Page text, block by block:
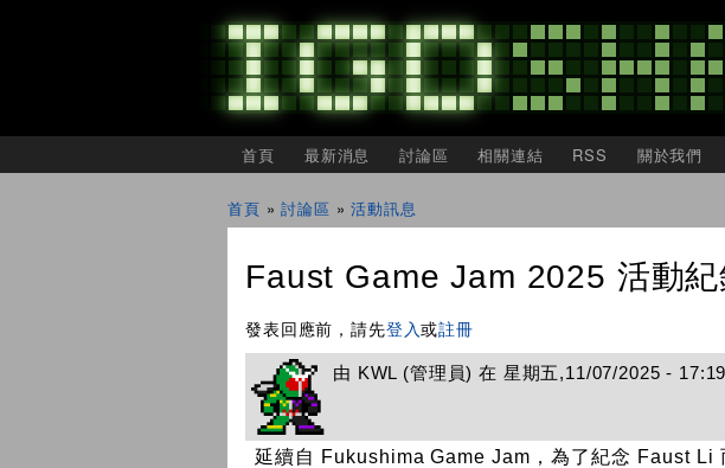
IGDSHARE
首頁 最新消息 討論區 相關連結 RSS 關於我們
首頁 »討論區 »活動訊息
Faust Game Jam 2025 活動紀
發表回應前，請先登入或註冊
由 KWL (管理員) 在 星期五,11/07/2025 -
延續自 Fukushima Game Jam，為了紀念 Faust Li